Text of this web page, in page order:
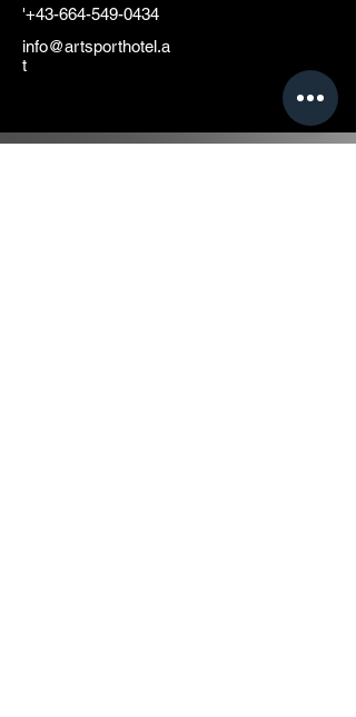
'+43-664-549-0434
info@artsporthotel.a
t